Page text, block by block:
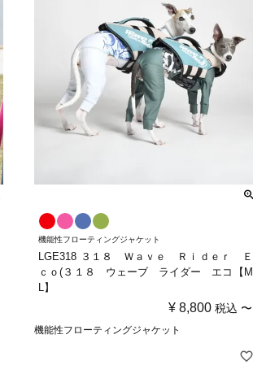
機能性フローティングジャケット
LGE318 ３１８ Ｗａｖｅ Ｒｉｄｅｒ Ｅ
ｃｏ(３１８ ウェーブ ライダー エコ【M
L】
¥ 8,800 税込 〜
機能性フローティングジャケット